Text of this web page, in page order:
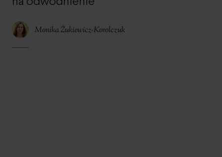
Monika Żukiewicz-Korolczuk